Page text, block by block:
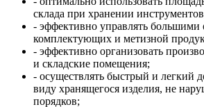
склада при хранении
- эффективно управлять большими
комплектующих и метизной
- эффективно организовать
и складские помещения;
- осуществлять быстрый и легкий
виду хранящегося изделия, не
порядков;